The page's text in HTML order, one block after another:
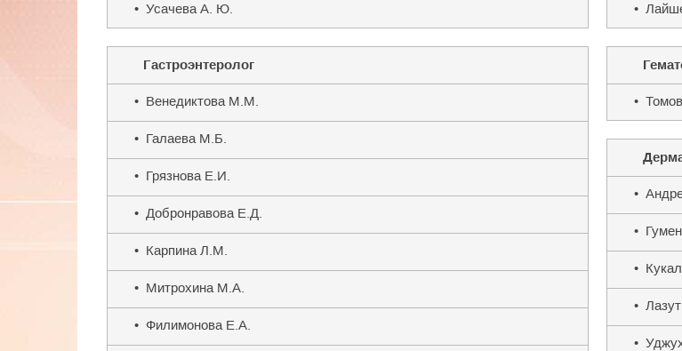
• Усачева А. Ю. •
Гастроэнтеролог
• Венедиктова М.М.
• Галаева М.Б.
• Грязнова Е.И.
• Добронравова Е.Д.
• Карпина Л.М.
• Митрохина М.А.
• Филимонова Е.А.
•
•
•
•
•
•